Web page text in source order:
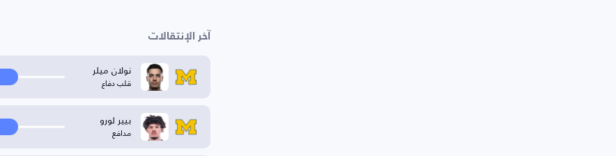
آخر الإنتقالات
نولان ميلر
قلب دفاع
بيير لورو
مدافع